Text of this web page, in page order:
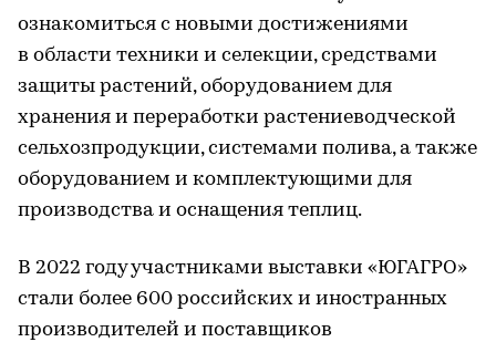
ознакомиться с новыми достижениями
в области техники и селекции, средствами
защиты растений, оборудованием для
хранения и переработки растениеводческой
сельхозпродукции, системами полива, а также
оборудованием и комплектующими для
производства и оснащения теплиц.
В 2022 году участниками выставки «ЮГАГРО»
стали более 600 российских и иностранных
производителей и поставщиков